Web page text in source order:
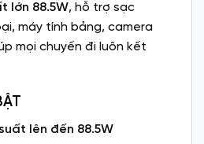
lớn 88.5W, hỗ trợ sạc
máy tính bảng, camera
mọi chuyến đi luôn kết
lên đến 88.5W